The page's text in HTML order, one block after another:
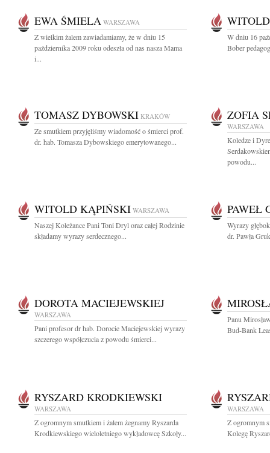
EWA ŚMIELA WARSZAWA
Z wielkim żalem zawiadamiamy, że w dniu 15
października 2009 roku odeszła od nas nasza Mama
i...
W dniu 16
Bober
TOMASZ DYBOWSKI KRAKÓW
Ze smutkiem przyjęliśmy wiadomość o śmierci prof.
dr. hab. Tomasza Dybowskiego emerytowanego...
ZOFIA
WARSZAWA
Koledze i
powodu...
WITOLD KĄPIŃSKI WARSZAWA
Naszej Koleżance Pani Toni Dryl oraz całej Rodzinie
składamy wyrazy serdecznego...
PAWEŁ
Wyrazy
dr. Pawła
DOROTA MACIEJEWSKIEJ
WARSZAWA
Pani profesor dr hab. Dorocie Maciejewskiej wyrazy
szczerego współczucia z powodu śmierci...
Panu
Bud-Bank
RYSZARD KRODKIEWSKI
WARSZAWA
Z ogromnym smutkiem i żalem żegnamy Ryszarda
Krodkiewskiego wieloletniego wykładowcę Szkoły...
WARSZAWA
Z ogromnym
Kolegę